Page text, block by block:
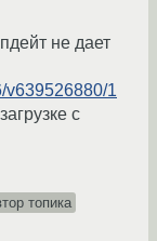
не дает
v639526880/1
с
топика